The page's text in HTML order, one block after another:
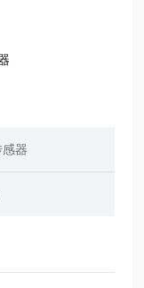
器